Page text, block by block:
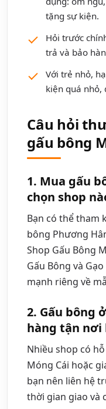
tặng sự kiện.
Hỏi trước
trả và bảo
Với trẻ nhỏ,
kiện quá nhỏ,
Câu hỏi
gấu bông
1. Mua gấu
chọn shop
Bạn có thể tham
bông Phương
Shop Gấu Bông
Gấu Bông và
mạnh riêng về
2. Gấu bông
hàng tận nơi
Nhiều shop có
Móng Cái hoặc
bạn nên liên hệ
thời gian giao và